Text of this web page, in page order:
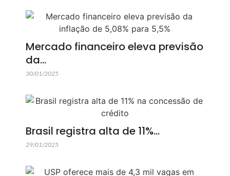
Mercado financeiro eleva previsão
da…
30/01/2025
Brasil registra alta de 11%…
29/01/2025